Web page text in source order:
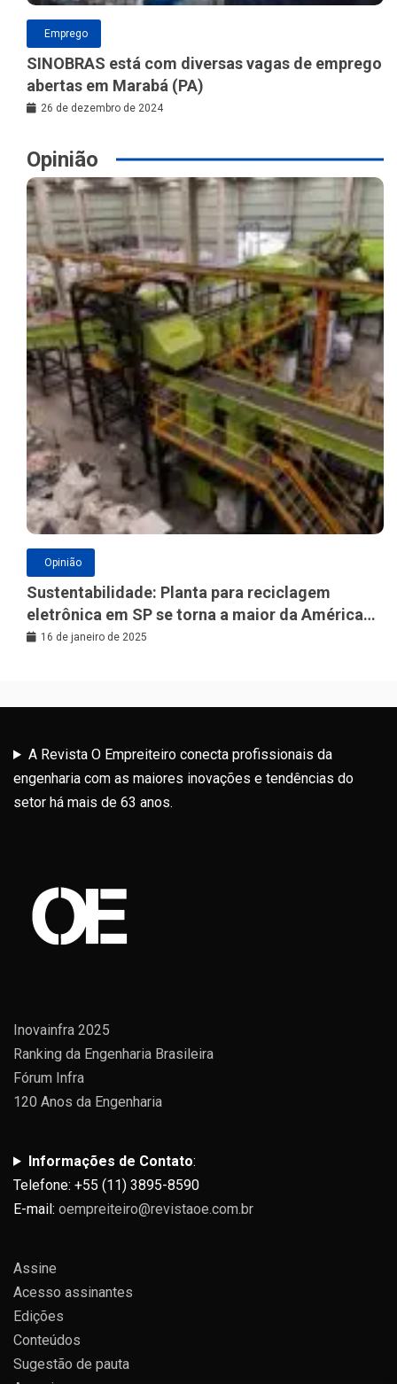
Emprego
SINOBRAS está com diversas vagas de emprego
abertas em Marabá (PA)
26 de dezembro de 2024
Opinião
Opinião
Sustentabilidade: Planta para reciclagem
eletrônica em SP se torna a maior da América
Latina
16 de janeiro de 2025
A Revista O Empreiteiro conecta profissionais da
engenharia com as maiores inovações e tendências do
setor há mais de 63 anos.
Inovainfra 2025
Ranking da Engenharia Brasileira
Fórum Infra
120 Anos da Engenharia
Informações de Contato:
Telefone: +55 (11) 3895-8590
E-mail: oempreiteiro@revistaoe.com.br
Assine
Acesso assinantes
Edições
Conteúdos
Sugestão de pauta